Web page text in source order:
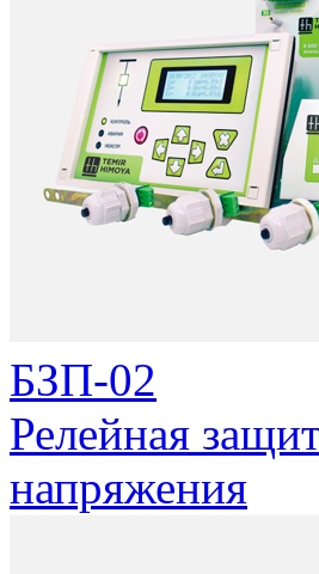
БЗП-02
Релейная
напряжения